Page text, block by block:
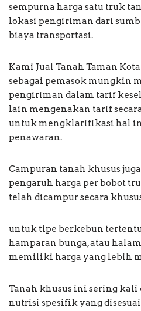
sempurna harga satu truk
lokasi pengiriman dari
biaya transportasi.
Kami Jual Tanah Taman
sebagai pemasok mungkin
pengiriman dalam tarif
lain mengenakan tarif
untuk mengklarifikasi hal
penawaran.
Campuran tanah khusus
pengaruh harga per bobot
telah dicampur secara
untuk tipe berkebun
hamparan bunga, atau
memiliki harga yang lebih
Tanah khusus ini sering kali
nutrisi spesifik yang